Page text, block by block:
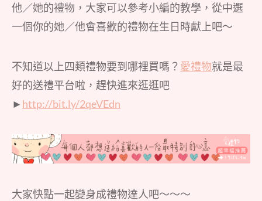
他／她的禮物，大家可以參考小編的教學，從中選
一個你的她／他會喜歡的禮物在生日時獻上吧～
不知道以上四類禮物要到哪裡買嗎？ 愛禮物就是最
好的送禮平台啦，趕快進來逛逛吧
► http://bit.ly/2qeVEdn
大家快點一起變身成禮物達人吧～～～